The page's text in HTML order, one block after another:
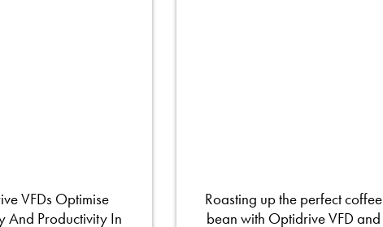
VFDs Optimise
And Productivity In
Roasting up the perfect coffee
bean with Optidrive VFD and